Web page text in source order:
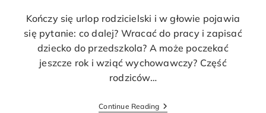
Kończy się urlop rodzicielski i w głowie pojawia
się pytanie: co dalej? Wracać do pracy i zapisać
dziecko do przedszkola? A może poczekać
jeszcze rok i wziąć wychowawczy? Część
rodziców…
Continue Reading